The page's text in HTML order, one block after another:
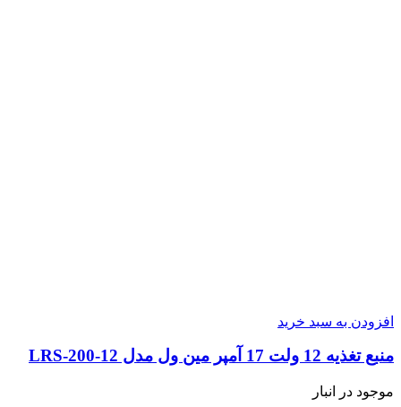
افزودن به سبد خرید
منبع تغذیه 12 ولت 17 آمپر مین ول مدل LRS-200-12
موجود در انبار